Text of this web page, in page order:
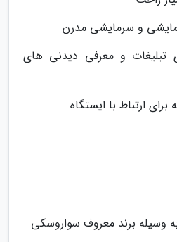
و سرمایشی مدرن
تبلیغات و معرفی دیدنی های
ارتباط با ایستگاه
وسیله برند معروف سواروسکی